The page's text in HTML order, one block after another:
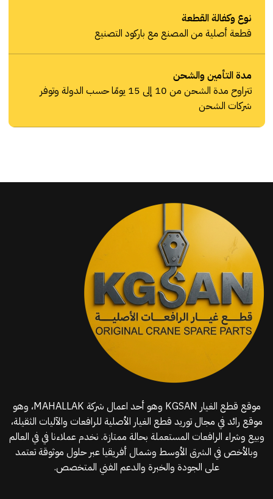
نوع وكفالة القطعة
قطعة أصلية من المصنع مع باركود التصنيع
مدة التأمين والشحن
تتراوح مدة الشحن من 10 إلى 15 يومًا حسب الدولة وتوفر
شركات الشحن
موقع قطع الغيار KGSAN وهو أحد اعمال شركة MAHALLAK، وهو
موقع رائد في مجال توريد قطع الغيار الأصلية للرافعات والآليات الثقيلة،
وبيع وشراء الرافعات المستعملة بحالة ممتازة. نخدم عملاءنا في في العالم
وبالأخص في الشرق الأوسط وشمال أفريقيا عبر حلول موثوقة تعتمد
على الجودة والخبرة والدعم الفني المتخصص.